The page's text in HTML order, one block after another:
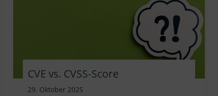
CVE vs. CVSS-Score
29. Oktober 2025